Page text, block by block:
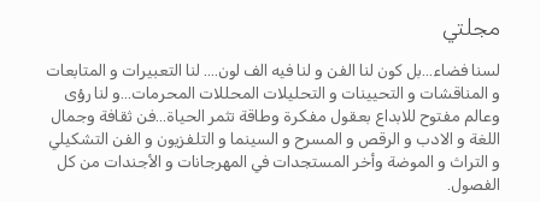
مجلتي
لسنا فضاء...بل كون لنا الفن و لنا فيه الف لون.... لنا التعبيرات و المتابعات
و المناقشات و التحيينات و التحليلات المحللات المحرمات...و لنا رؤى
وعالم مفتوح للابداع بعقول مفكرة وطاقة تثمر الحياة...فن ثقافة وجمال
اللغة و الادب و الرقص و المسرح و السينما و التلفزيون و الفن التشكيلي
و التراث و الموضة وأخر المستجدات في المهرجانات و الأجندات من كل
الفصول.